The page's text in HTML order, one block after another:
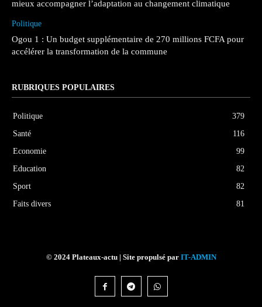
mieux accompagner l’adaptation au changement climatique
Politique
Ogou 1 : Un budget supplémentaire de 270 millions FCFA pour
accélérer la transformation de la commune
RUBRIQUES POPULAIRES
Politique
379
Santé
116
Economie
99
Education
82
Sport
82
Faits divers
81
© 2024 Plateaux-actu | Site propulsé par IT-ADMIN